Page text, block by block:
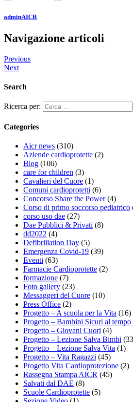
adminAICR
Navigazione articoli
Previous
Next
Search
Ricerca per:
Categories
Aicr news (310)
Aziende cardioprotette (2)
Blog (106)
care for children (3)
Cavalieri del Cuore (1)
Comuni cardioprotetti (6)
Concorso Share the Power(4)
Corso di primo soccorso pediatrico
corso uso dae (27)
Dae Pubblici & Privati (8)
dd2022 (4)
Defibrillation Day (5)
Emergenza Covid-19 (39)
Eventi (63)
Farmacie Cardioprotette (2)
formazione (7)
Foto gallery (23)
Messaggeri del Cuore (10)
Press Office (2)
Progetto – A scuola per la Vita (16)
Progetto – Bambini Sicuri al
Progetto – Giovani Cuori (4)
Progetto – Lezione Salva Bimbi
Progetto – Lezione Salva Vita (1)
Progetto – Vita Ragazzi (45)
Progetto Vita Cardioprotezione (2)
Rassegna Stampa AICR (45)
Salvati dal DAE (8)
Scuole Cardioprotette (5)